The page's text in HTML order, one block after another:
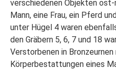
verschiedenen Objekten
Mann, eine Frau, ein Pferd
unter Hügel 4 waren
den Gräbern 5, 6, 7 und 18
Verstorbenen in
Körperbestattungen eines